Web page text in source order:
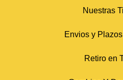
Nuestras
Envios y
Retiro en